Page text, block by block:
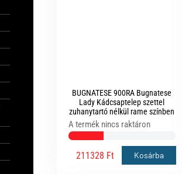
BUGNATESE 900RA Bugnatese
Lady Kádcsaptelep szettel
zuhanytartó nélkül rame színben
A termék nincs raktáron
211328 Ft Kosárba